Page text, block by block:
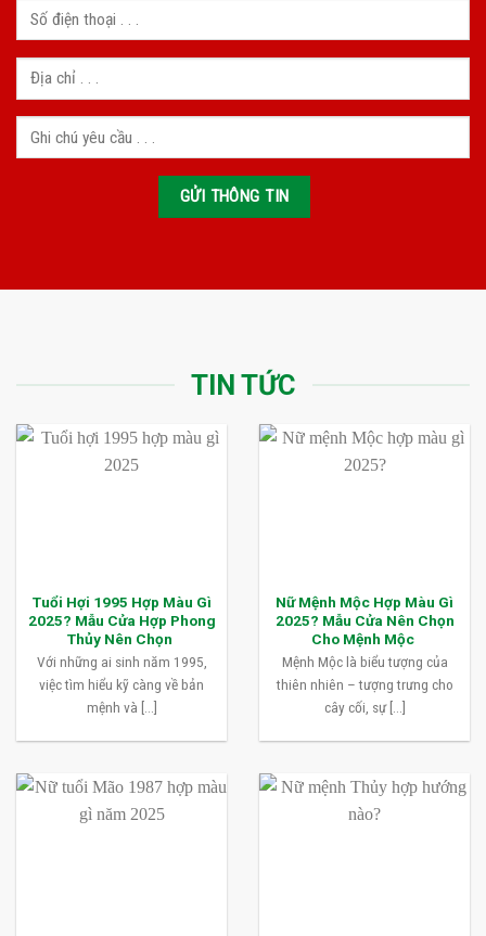
TIN TỨC
Tuổi Hợi 1995 Hợp Màu Gì
2025? Mẫu Cửa Hợp Phong
Thủy Nên Chọn
Với những ai sinh năm 1995,
việc tìm hiểu kỹ càng về bản
mệnh và [...]
Nữ Mệnh Mộc Hợp Màu Gì
2025? Mẫu Cửa Nên Chọn
Cho Mệnh Mộc
Mệnh Mộc là biểu tượng của
thiên nhiên – tượng trưng cho
cây cối, sự [...]